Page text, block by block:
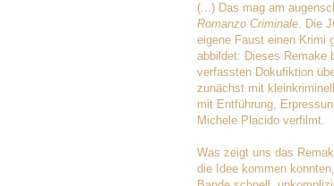
(...) Das mag am
Romanzo Criminale. Die
eigene Faust einen Krimi
abbildet: Dieses Remake
verfassten Dokufiktion
zunächst mit
mit Entführung,
Michele Placido verfilmt.
Was zeigt uns das
die Idee kommen